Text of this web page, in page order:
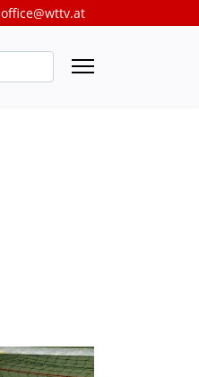
office@wttv.at